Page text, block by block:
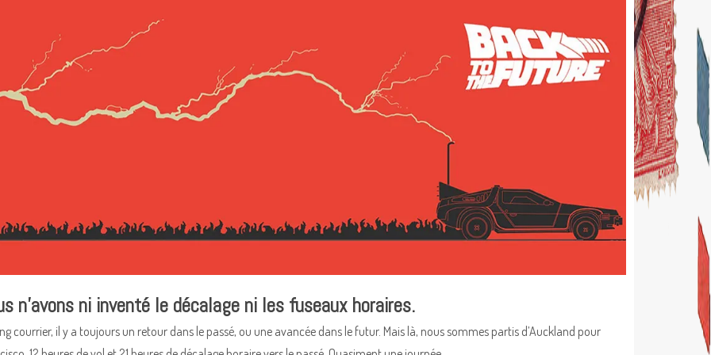
n’avons ni inventé le décalage ni les fuseaux horaires.
courrier, il y a toujours un retour dans le passé, ou une avancée dans le futur. Mais là, nous sommes partis d’Auckland pour